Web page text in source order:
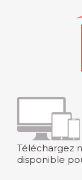
Téléchargez
disponible